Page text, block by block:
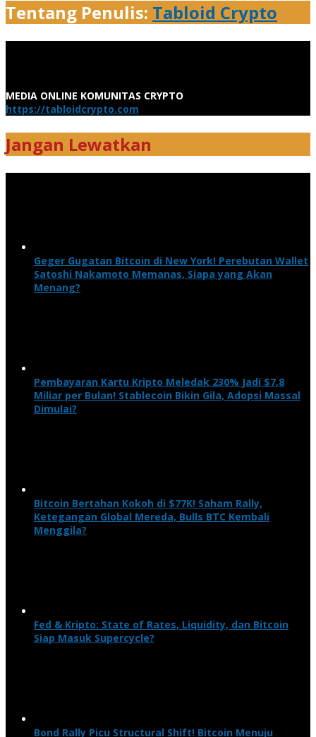
Tentang Penulis: Tabloid Crypto
MEDIA ONLINE KOMUNITAS CRYPTO
https://tabloidcrypto.com
Jangan Lewatkan
Geger Gugatan Bitcoin di New York! Perebutan Wallet
Satoshi Nakamoto Memanas, Siapa yang Akan
Menang?
Pembayaran Kartu Kripto Meledak 230% Jadi $7,8
Miliar per Bulan! Stablecoin Bikin Gila, Adopsi Massal
Dimulai?
Bitcoin Bertahan Kokoh di $77K! Saham Rally,
Ketegangan Global Mereda, Bulls BTC Kembali
Menggila?
Fed & Kripto: State of Rates, Liquidity, dan Bitcoin
Siap Masuk Supercycle?
Bond Rally Picu Structural Shift! Bitcoin Menuju